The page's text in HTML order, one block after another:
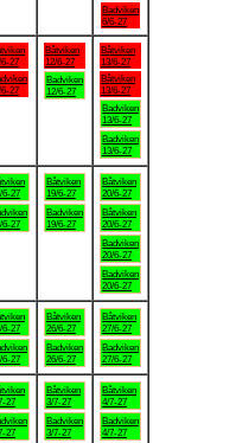
Badviken
6/6-27
6-27
6-27
Båtviken
12/6-27
Badviken
12/6-27
Båtviken
13/6-27
Båtviken
13/6-27
Badviken
13/6-27
Badviken
13/6-27
6-27
6-27
Båtviken
19/6-27
Badviken
19/6-27
Båtviken
20/6-27
Båtviken
20/6-27
Badviken
20/6-27
Badviken
20/6-27
6-27
6-27
Båtviken
26/6-27
Badviken
26/6-27
Båtviken
27/6-27
Badviken
27/6-27
27
27
Båtviken
3/7-27
Badviken
3/7-27
Båtviken
4/7-27
Badviken
4/7-27